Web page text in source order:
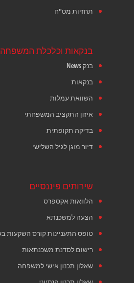
תחזיות מט"ח
בנקאות וכלכלת המשפחה
בנק News
בנקאות
השוואת עמלות
איזון התקציב המשפחתי
בדיקה תקופתית
דיור מוגן לגיל השלישי
שירותים פיננסיים
הלוואות אקספרס
הצעה למשכנתא
טופס התעניינות קורס השקעות
רישום לסדנת משכנתאות
שאלון תכנון אישי למשפחה